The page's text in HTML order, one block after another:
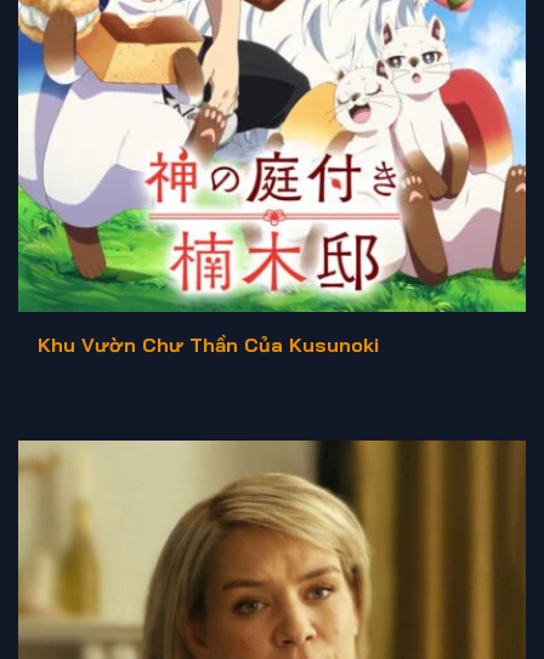
Khu Vườn Chư Thần Của Kusunoki